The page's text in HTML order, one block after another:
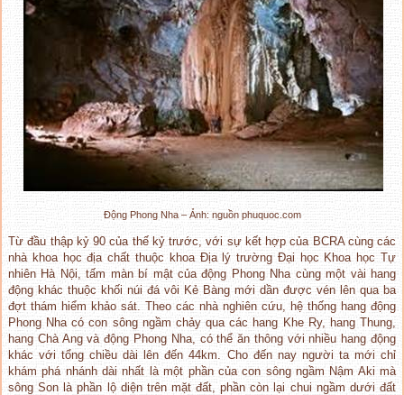
Động Phong Nha – Ảnh: nguồn phuquoc.com
Từ đầu thập kỷ 90 của thế kỷ trước, với sự kết hợp của BCRA cùng các
nhà khoa học địa chất thuộc khoa Địa lý trường Đại học Khoa học Tự
nhiên Hà Nội, tấm màn bí mật của động Phong Nha cùng một vài hang
động khác thuộc khối núi đá vôi Kẻ Bàng mới dần được vén lên qua ba
đợt thám hiểm khảo sát. Theo các nhà nghiên cứu, hệ thống hang động
Phong Nha có con sông ngầm chảy qua các hang Khe Ry, hang Thung,
hang Chà Ang và động Phong Nha, có thể ăn thông với nhiều hang động
khác với tổng chiều dài lên đến 44km. Cho đến nay người ta mới chỉ
khám phá nhánh dài nhất là một phần của con sông ngầm Nậm Aki mà
sông Son là phần lộ diện trên mặt đất, phần còn lại chui ngầm dưới đất